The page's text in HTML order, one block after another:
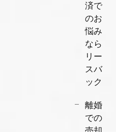
済で
のお
悩み
なら
リー
スバ
ック
離婚
での